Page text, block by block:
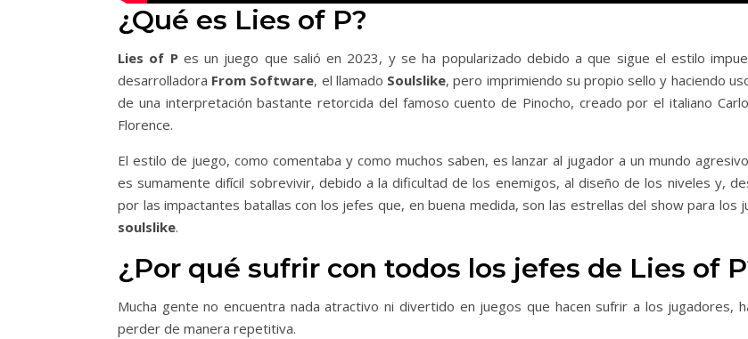
¿Qué es Lies of P?
Lies of Pes un juego que salió en 2023, y se ha popularizado debido a que sigue el estilo
desarrolladora From Software, el llamado Soulslike, pero imprimiendo su propio sello y haciendo
de una interpretación bastante retorcida del famoso cuento de Pinocho, creado por el italiano
Florence.
El estilo de juego, como comentaba y como muchos saben, es lanzar al jugador a un mundo
es sumamente difícil sobrevivir, debido a la dificultad de los enemigos, al diseño de los niveles y,
por las impactantes batallas con los jefes que, en buena medida, son las estrellas del show para los
soulslike.
¿Por qué sufrir con todos los jefes de Lies of
Mucha gente no encuentra nada atractivo ni divertido en juegos que hacen sufrir a los jugadores,
perder de manera repetitiva.